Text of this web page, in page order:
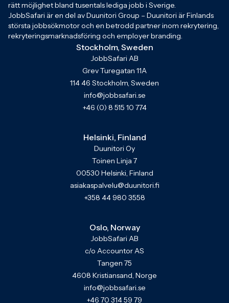
rätt möjlighet bland tusentals lediga jobb i Sverige.
JobbSafari är en del av Duunitori Group – Duunitori är Finlands
största jobbsökmotor och en betrodd partner inom rekrytering,
rekryteringsmarknadsföring och employer branding.
Stockholm, Sweden
JobbSafari AB
Grev Turegatan 11A
114 46 Stockholm, Sweden
info@jobbsafari.se
+46 (0) 8 515 10 774
Helsinki, Finland
Duunitori Oy
Toinen Linja 7
00530 Helsinki, Finland
asiakaspalvelu@duunitori.fi
+358 44 980 3558
Oslo, Norway
JobbSafari AB
c/o Accountor AS
Tangen 75
4608 Kristiansand, Norge
info@jobbsafari.se
+46 70 314 59 79